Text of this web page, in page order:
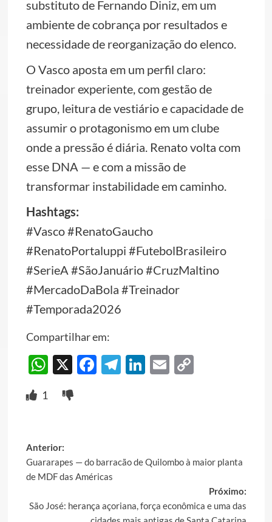
substituto de Fernando Diniz, em um
ambiente de cobrança por resultados e
necessidade de reorganização do elenco.
O Vasco aposta em um perfil claro:
treinador experiente, com gestão de
grupo, leitura de vestiário e capacidade de
assumir o protagonismo em um clube
onde a pressão é diária. Renato volta com
esse DNA — e com a missão de
transformar instabilidade em caminho.
Hashtags:
#Vasco #RenatoGaucho
#RenatoPortaluppi #FutebolBrasileiro
#SerieA #SãoJanuário #CruzMaltino
#MercadoDaBola #Treinador
#Temporada2026
Compartilhar em:
WhatsApp
X Facebook
Telegram
LinkedIn
EmailCopy
1
Post
navigation
Anterior:
Guararapes — do barracão de Quilombo à maior planta
de MDF das Américas
Próximo:
São José: herança açoriana, força econômica e uma das